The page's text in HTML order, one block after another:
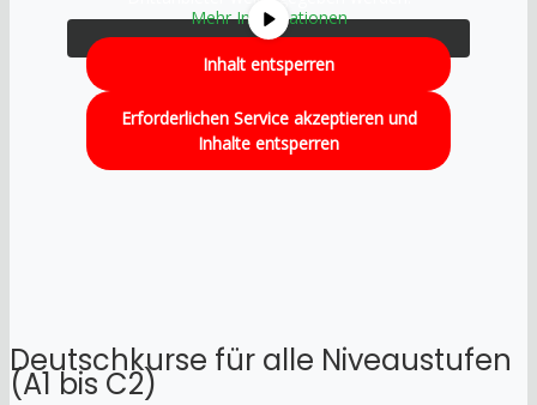
Mehr Informationen
Inhalt entsperren
Erforderlichen Service akzeptieren und
Inhalte entsperren
Deutschkurse für alle Niveaustufen
(A1 bis C2)